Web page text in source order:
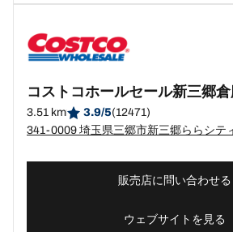
コストコホールセール新三郷
3.51 km 3.9/5(12471)
341-0009 埼玉県三郷市新三郷ららシテ
販売店に問い合わせる
ウェブサイトを見る